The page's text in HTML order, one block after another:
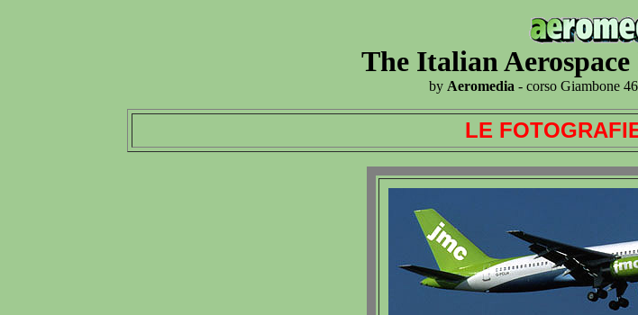
The Italian
by Aeromedia - corso Giambone
LE